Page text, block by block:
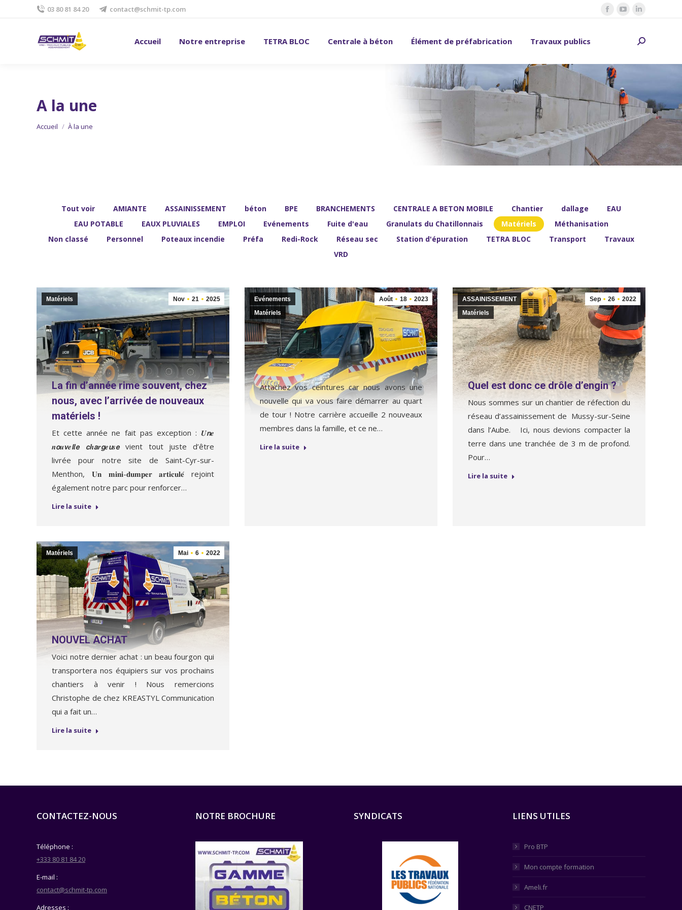
03 80 81 84 20 contact@schmit-tp.com
Facebook
new
window
YouTube
opens
LinkedIn
opens
Accueil Notre entreprise TETRA BLOC Centrale à béton Élément de préfabrication Travaux publics
Recherche
A la une
Vous êtes ici :
Accueil À la une
Tout voir AMIANTE ASSAINISSEMENT béton BPE BRANCHEMENTS CENTRALE A BETON MOBILE Chantier dallage
EAU
EAU POTABLE
EAUX PLUVIALES EMPLOI Evénements Fuite d'eau Granulats du Chatillonnais Matériels
Méthanisation
Non classé
Personnel Poteaux incendie Préfa Redi-Rock Réseau sec Station d'épuration TETRA BLOC Transport
Travaux
VRD
Nov 21 2025
Matériels
La fin d’année rime souvent, chez
nous, avec l’arrivée de nouveaux
matériels !
Et cette année ne fait pas exception : 𝑼𝙣𝒆
𝒏𝙤𝒖𝙫𝒆𝙡𝒍𝙚 𝙘𝒉𝙖𝒓𝙜𝒆𝙪𝒔𝙚 vient tout juste d’être
livrée pour notre site de Saint-Cyr-sur-
Menthon, 𝐔𝐧 𝐦𝐢𝐧𝐢-𝐝𝐮𝐦𝐩𝐞𝐫 𝐚𝐫𝐭𝐢𝐜𝐮𝐥𝐞́ rejoint
également notre parc pour renforcer…
Lire la suite
Août 18 2023
Evénements
Matériels
Attachez vos ceintures car nous avons une
nouvelle qui va vous faire démarrer au quart
de tour ! Notre carrière accueille 2 nouveaux
membres dans la famille, et ce ne…
Lire la suite
Sep 26 2022
ASSAINISSEMENT
Matériels
Quel est donc ce drôle d’engin ?
Nous sommes sur un chantier de réfection du
réseau d’assainissement de Mussy-sur-Seine
dans l’Aube. Ici, nous devions compacter la
terre dans une tranchée de 3 m de profond.
Pour…
Lire la suite
Mai 6 2022
Matériels
NOUVEL ACHAT
Voici notre dernier achat : un beau fourgon qui
transportera nos équipiers sur vos prochains
chantiers à venir ! Nous remercions
Christophe de chez KREASTYL Communication
qui a fait un…
Lire la suite
CONTACTEZ-NOUS
Téléphone :
+333 80 81 84 20
E-mail :
contact@schmit-tp.com
Adresses :
NOTRE BROCHURE SYNDICATS LIENS UTILES
Pro BTP
Mon compte formation
Ameli.fr
CNETP